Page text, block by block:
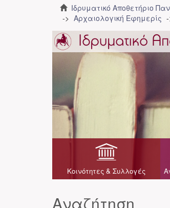
Ιδρυματικό Αποθετήριο
Αρχαιολογική Εφημερίς
Κοινότητες & Συλλογές
Αναζήτηση